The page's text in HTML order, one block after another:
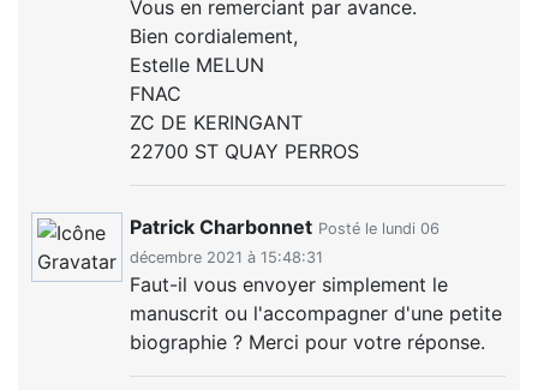
Vous en remerciant par avance.
Bien cordialement,
Estelle MELUN
FNAC
ZC DE KERINGANT
22700 ST QUAY PERROS
Patrick Charbonnet Posté le lundi 06
décembre 2021 à 15:48:31
Faut-il vous envoyer simplement le
manuscrit ou l'accompagner d'une petite
biographie ? Merci pour votre réponse.